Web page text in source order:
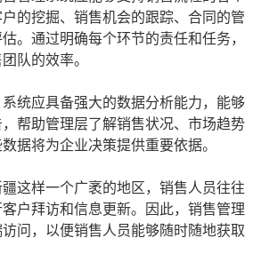
的挖掘、销售机会的跟踪、合同的管
。通过明确每个环节的责任和任务，
队的效率。
系统应具备强大的数据分析能力，能够
帮助管理层了解销售状况、市场趋势
据将为企业决策提供重要依据。
疆这样一个广袤的地区，销售人员往往
户拜访和信息更新。因此，销售管理
问，以便销售人员能够随时随地获取